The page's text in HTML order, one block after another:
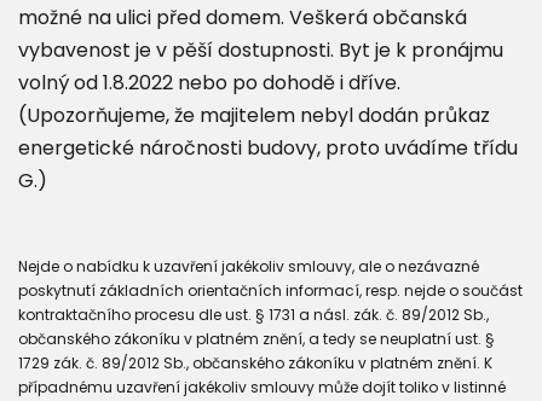
možné na ulici před domem. Veškerá občanská
vybavenost je v pěší dostupnosti. Byt je k pronájmu
volný od 1.8.2022 nebo po dohodě i dříve.
(Upozorňujeme, že majitelem nebyl dodán průkaz
energetické náročnosti budovy, proto uvádíme třídu
G.)
Nejde o nabídku k uzavření jakékoliv smlouvy, ale o nezávazné
poskytnutí základních orientačních informací, resp. nejde o součást
kontraktačního procesu dle ust. § 1731 a násl. zák. č. 89/2012 Sb.,
občanského zákoníku v platném znění, a tedy se neuplatní ust. §
1729 zák. č. 89/2012 Sb., občanského zákoníku v platném znění. K
případnému uzavření jakékoliv smlouvy může dojít toliko v listinné